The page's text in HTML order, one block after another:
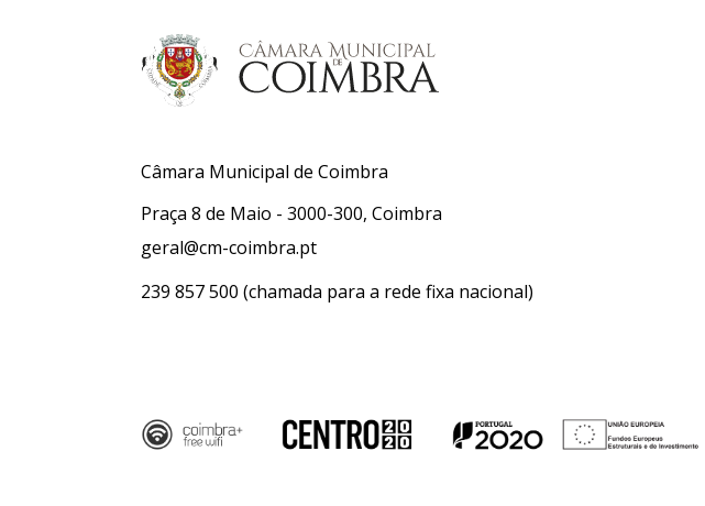
Câmara Municipal de Coimbra
Praça 8 de Maio - 3000-300, Coimbra
geral@cm-coimbra.pt
239 857 500 (chamada para a rede fixa nacional)